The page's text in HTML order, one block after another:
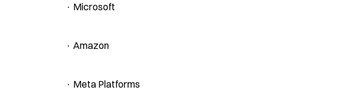
· Microsoft
· Amazon
· Meta Platforms